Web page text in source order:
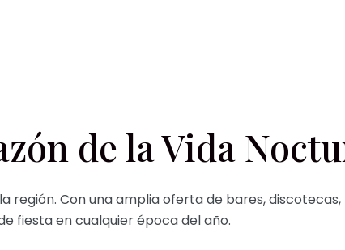
de la Vida
región. Con una amplia oferta de bares, discotecas,
fiesta en cualquier época del año.